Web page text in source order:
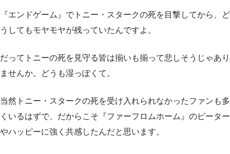
『エンドゲーム』でトニー・スタークの死を目撃してから、ど
うしてもモヤモヤが残っていたんですよ。
だってトニーの死を見守る皆は揃いも揃って悲しそうじゃあり
ませんか。どうも湿っぽくて。
当然トニー・スタークの死を受け入れられなかったファンも多
くいるはずで、だからこそ『ファーフロムホーム』のピーター
やハッピーに強く共感したんだと思います。